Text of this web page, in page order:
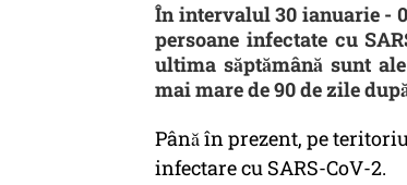
În intervalul 30 ianuarie -
persoane infectate cu
ultima săptămână sunt
mai mare de 90 de zile
Până în prezent, pe
infectare cu SARS-CoV-2.